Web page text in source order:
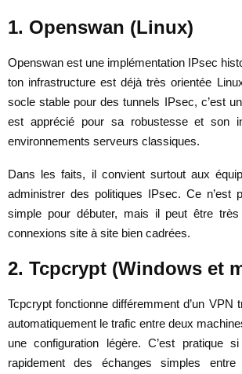
1. Openswan (Linux)
Openswan est une implémentation IPsec
ton infrastructure est déjà très orientée
socle stable pour des tunnels IPsec, c’est
est apprécié pour sa robustesse et son
environnements serveurs classiques.
Dans les faits, il convient surtout aux
administrer des politiques IPsec. Ce n’est
simple pour débuter, mais il peut être
connexions site à site bien cadrées.
2. Tcpcrypt (Windows et
Tcpcrypt fonctionne différemment d’un VPN
automatiquement le trafic entre deux
une configuration légère. C’est pratique
rapidement des échanges simples